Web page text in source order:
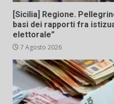
[Sicilia] Regione.
basi dei rapporti fra
elettorale”
7 Agosto 2026